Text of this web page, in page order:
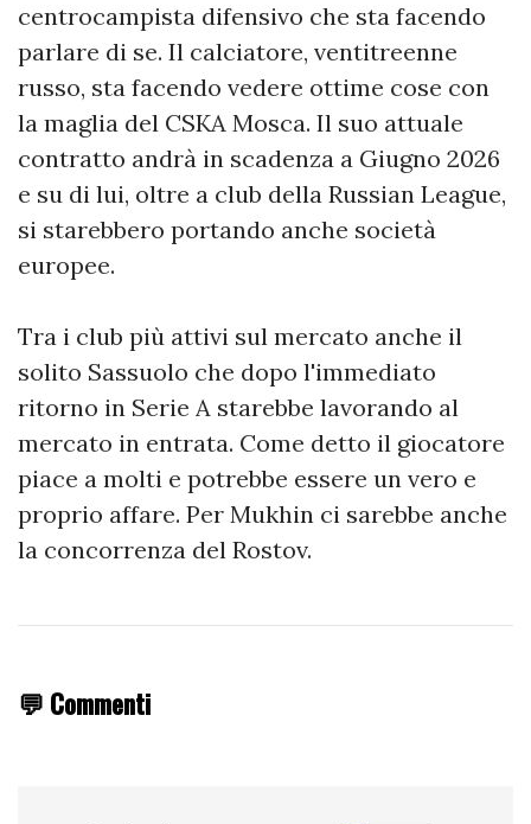
centrocampista difensivo che sta facendo
parlare di se. Il calciatore, ventitreenne
russo, sta facendo vedere ottime cose con
la maglia del CSKA Mosca. Il suo attuale
contratto andrà in scadenza a Giugno 2026
e su di lui, oltre a club della Russian League,
si starebbero portando anche società
europee.
Tra i club più attivi sul mercato anche il
solito Sassuolo che dopo l'immediato
ritorno in Serie A starebbe lavorando al
mercato in entrata. Come detto il giocatore
piace a molti e potrebbe essere un vero e
proprio affare. Per Mukhin ci sarebbe anche
la concorrenza del Rostov.
💬 Commenti